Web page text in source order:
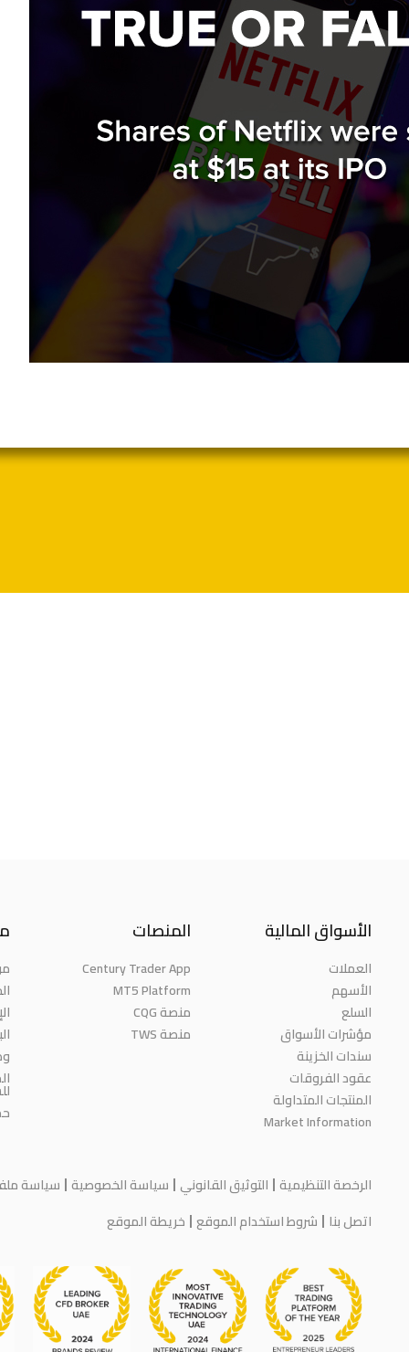
الأسواق المالية
العملات
الأسهم
السلع
مؤشرات الأسواق
سندات الخزينة
عقود الفروقات
المنتجات المتداولة
Market Information
المنصات
Century Trader App
MT5 Platform
منصة CQG
منصة TWS
الرخصة التنظيمية التوثيق القانوني سياسة الخصوصية سياسة
اتصل بنا شروط استخدام الموقع خريطة الموقع